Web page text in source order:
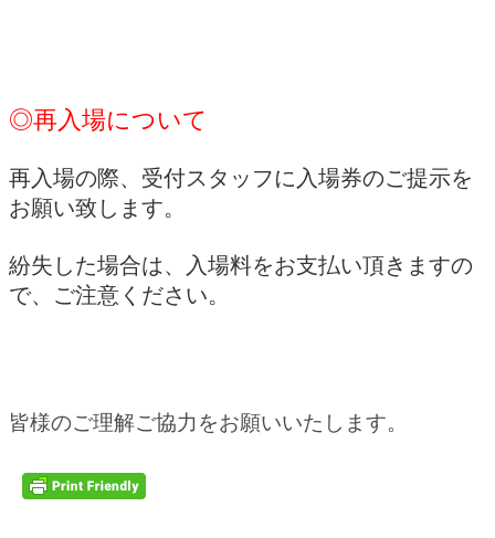
◎再入場について
再入場の際、受付スタッフに入場券のご提示を
お願い致します。
紛失した場合は、入場料をお支払い頂きますの
で、ご注意ください。
皆様のご理解ご協力をお願いいたします。